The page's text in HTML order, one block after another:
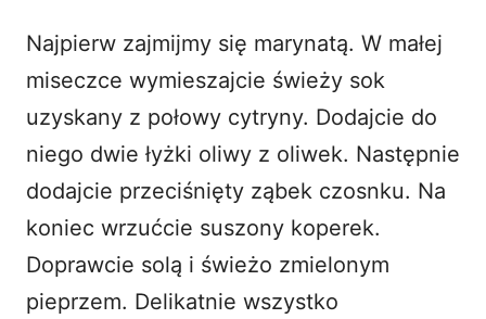
Najpierw zajmijmy się marynatą. W małej
miseczce wymieszajcie świeży sok
uzyskany z połowy cytryny. Dodajcie do
niego dwie łyżki oliwy z oliwek. Następnie
dodajcie przeciśnięty ząbek czosnku. Na
koniec wrzućcie suszony koperek.
Doprawcie solą i świeżo zmielonym
pieprzem. Delikatnie wszystko